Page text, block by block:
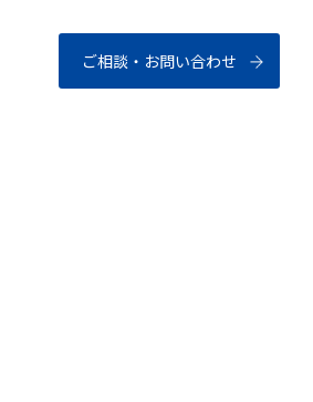
ご相談・お問い合わせ